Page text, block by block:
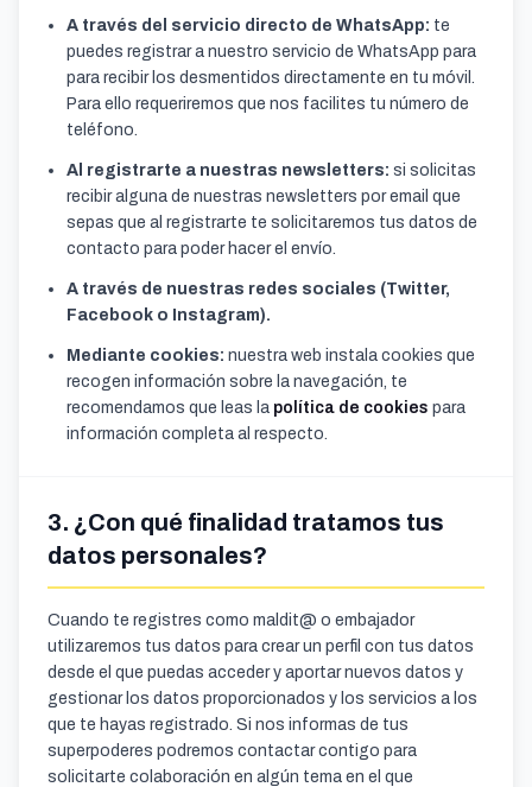
A través del servicio directo de WhatsApp: te
puedes registrar a nuestro servicio de WhatsApp para
para recibir los desmentidos directamente en tu móvil.
Para ello requeriremos que nos facilites tu número de
teléfono.
Al registrarte a nuestras newsletters: si solicitas
recibir alguna de nuestras newsletters por email que
sepas que al registrarte te solicitaremos tus datos de
contacto para poder hacer el envío.
A través de nuestras redes sociales (Twitter,
Facebook o Instagram).
Mediante cookies: nuestra web instala cookies que
recogen información sobre la navegación, te
recomendamos que leas la política de cookies para
información completa al respecto.
3. ¿Con qué finalidad tratamos tus
datos personales?
Cuando te registres como maldit@ o embajador
utilizaremos tus datos para crear un perfil con tus datos
desde el que puedas acceder y aportar nuevos datos y
gestionar los datos proporcionados y los servicios a los
que te hayas registrado. Si nos informas de tus
superpoderes podremos contactar contigo para
solicitarte colaboración en algún tema en el que